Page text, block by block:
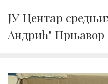
content
ЈУ Центар
Андрић" Прњавор